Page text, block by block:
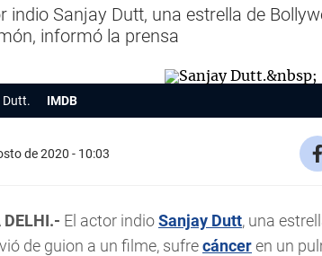
indio Sanjay Dutt, una estrella de
informó la prensa
Dutt. IMDB
de 2020 - 10:03
DELHI.- El actor indioSanjay Dutt, una
de guion a un filme, sufrecánceren un